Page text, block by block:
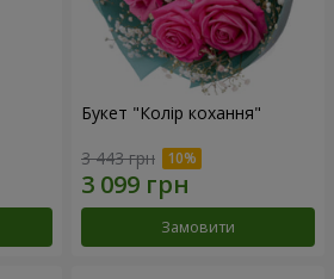
Букет "Колір кохання"
3 443 грн
Замовити